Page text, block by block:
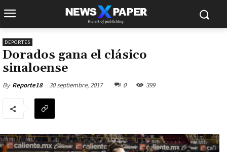
DEPORTES
Dorados gana el clásico
sinaloense
By Reporte18 30 septiembre, 2017 0 399